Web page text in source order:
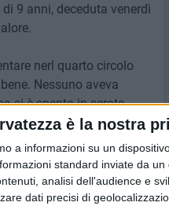
è la nostra
a informazioni su un
standard inviate da
analisi dell'audience e
dati precisi di
9 anni, deceduta venerdì
nerl quarto circolo
Nessuno aveva
si è spenta in serata
nonostante i
rimandati al fine di
profondamente